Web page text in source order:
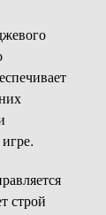
строй